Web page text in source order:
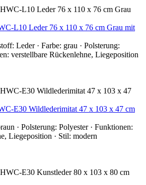
L10 Leder 76 x 110 x 76 cm Grau mit
Leder · Farbe: grau · Polsterung:
verstellbare Rückenlehne, Liegeposition
E30 Wildlederimitat 47 x 103 x 47 cm
· Polsterung: Polyester · Funktionen:
Liegeposition · Stil: modern